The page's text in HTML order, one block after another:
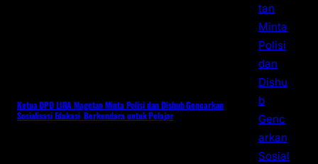
Ketua DPD LIRA Magetan Minta Polisi dan Dishub Gencarkan
Sosialisasi Edukasi Berkendara untuk Pelajar